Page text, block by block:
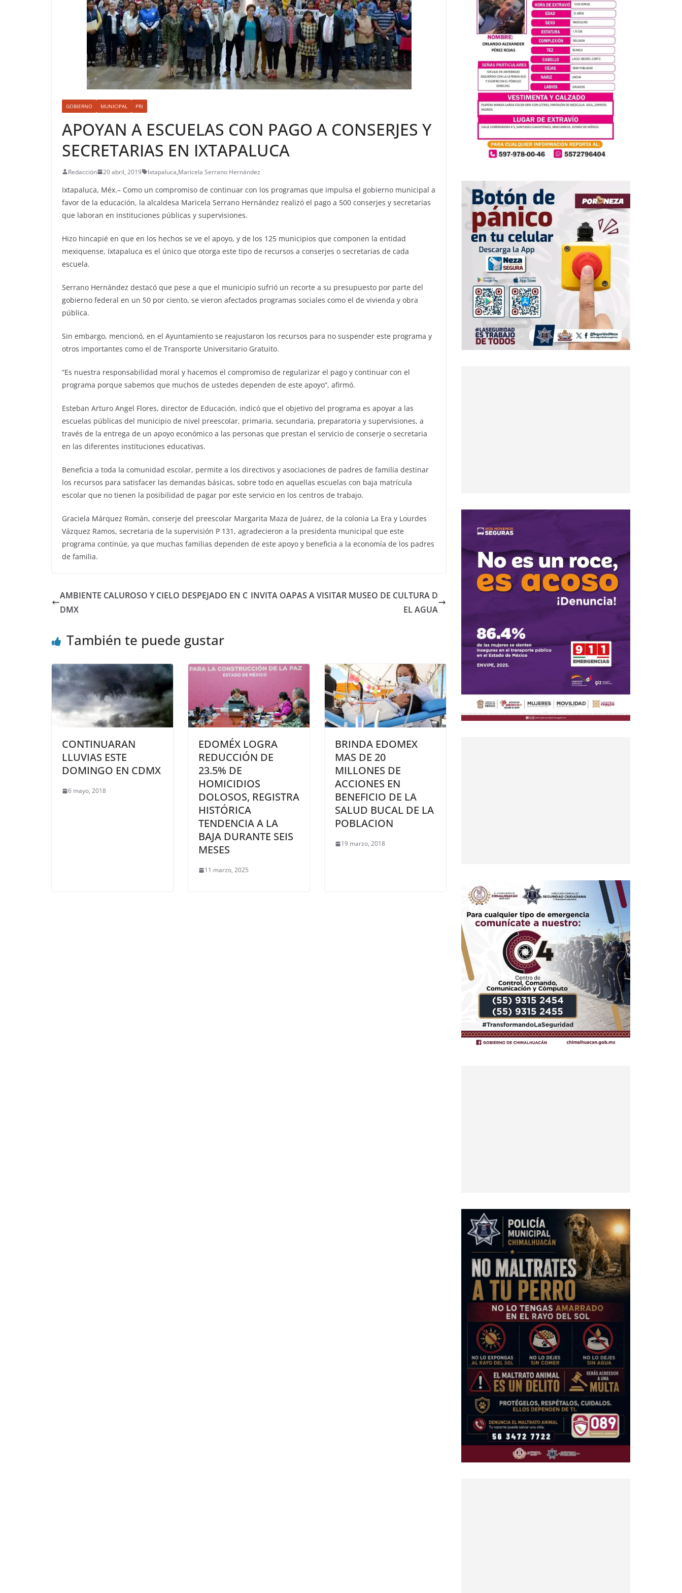
GOBIERNO MUNICIPAL PRI
APOYAN A ESCUELAS CON PAGO A CONSERJES Y
SECRETARIAS EN IXTAPALUCA
Redacción 20 abril, 2019 Ixtapaluca,Maricela Serrano Hernández
Ixtapaluca, Méx.– Como un compromiso de continuar con los programas que impulsa el gobierno municipal a
favor de la educación, la alcaldesa Maricela Serrano Hernández realizó el pago a 500 conserjes y secretarias
que laboran en instituciones públicas y supervisiones.
Hizo hincapié en que en los hechos se ve el apoyo, y de los 125 municipios que componen la entidad
mexiquense, Ixtapaluca es el único que otorga este tipo de recursos a conserjes o secretarias de cada
escuela.
Serrano Hernández destacó que pese a que el municipio sufrió un recorte a su presupuesto por parte del
gobierno federal en un 50 por ciento, se vieron afectados programas sociales como el de vivienda y obra
pública.
Sin embargo, mencionó, en el Ayuntamiento se reajustaron los recursos para no suspender este programa y
otros importantes como el de Transporte Universitario Gratuito.
“Es nuestra responsabilidad moral y hacemos el compromiso de regularizar el pago y continuar con el
programa porque sabemos que muchos de ustedes dependen de este apoyo”, afirmó.
Esteban Arturo Angel Flores, director de Educación, indicó que el objetivo del programa es apoyar a las
escuelas públicas del municipio de nivel preescolar, primaria, secundaria, preparatoria y supervisiones, a
través de la entrega de un apoyo económico a las personas que prestan el servicio de conserje o secretaria
en las diferentes instituciones educativas.
Beneficia a toda la comunidad escolar, permite a los directivos y asociaciones de padres de familia destinar
los recursos para satisfacer las demandas básicas, sobre todo en aquellas escuelas con baja matrícula
escolar que no tienen la posibilidad de pagar por este servicio en los centros de trabajo.
Graciela Márquez Román, conserje del preescolar Margarita Maza de Juárez, de la colonia La Era y Lourdes
Vázquez Ramos, secretaria de la supervisión P 131, agradecieron a la presidenta municipal que este
programa continúe, ya que muchas familias dependen de este apoyo y beneficia a la economía de los padres
de familia.
AMBIENTE CALUROSO Y CIELO DESPEJADO EN C
DMX
INVITA OAPAS A VISITAR MUSEO DE CULTURA D
EL AGUA
También te puede gustar
CONTINUARAN
LLUVIAS ESTE
DOMINGO EN CDMX
6 mayo, 2018
EDOMÉX LOGRA
REDUCCIÓN DE
23.5% DE
HOMICIDIOS
DOLOSOS, REGISTRA
HISTÓRICA
TENDENCIA A LA
BAJA DURANTE SEIS
MESES
11 marzo, 2025
BRINDA EDOMEX
MAS DE 20
MILLONES DE
ACCIONES EN
BENEFICIO DE LA
SALUD BUCAL DE LA
POBLACION
19 marzo, 2018